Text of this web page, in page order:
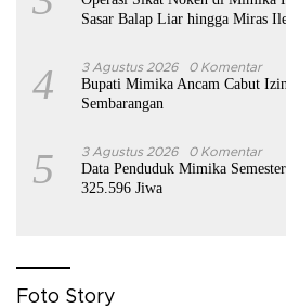
Sasar Balap Liar hingga Miras
4 3 Agustus 2026 0 Komentar
Bupati Mimika Ancam Cabut
Sembarangan
5 3 Agustus 2026 0 Komentar
Data Penduduk Mimika
325.596 Jiwa
Foto Story